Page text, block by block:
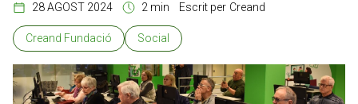
28 AGOST 2024 2 min Escrit per Creand
Creand Fundació Social